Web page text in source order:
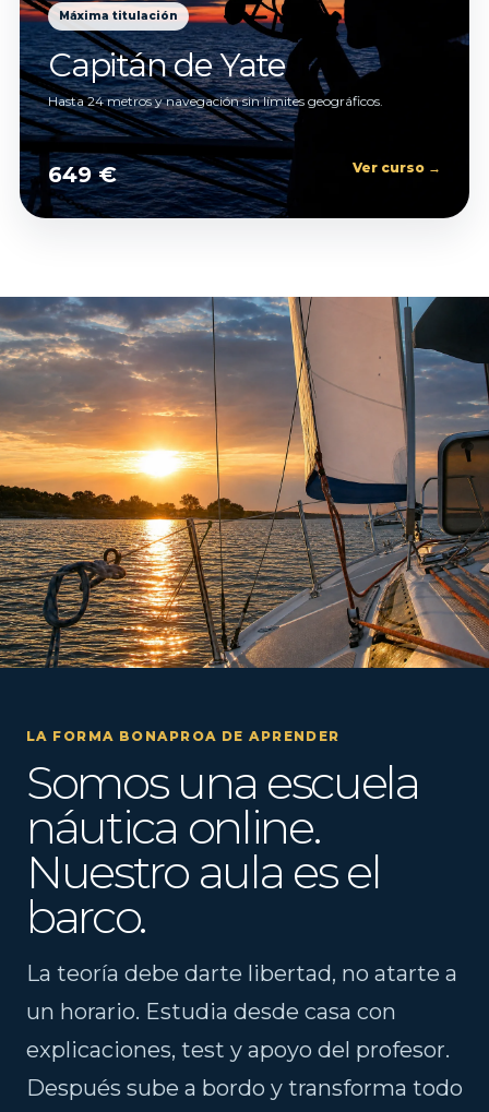
Máxima titulación
Capitán de Yate
Hasta 24 metros y navegación sin límites geográficos.
649 € Ver curso →
LA FORMA BONAPROA DE APRENDER
Somos una escuela
náutica online.
Nuestro aula es el
barco.
La teoría debe darte libertad, no atarte a
un horario. Estudia desde casa con
explicaciones, test y apoyo del profesor.
Después sube a bordo y transforma todo